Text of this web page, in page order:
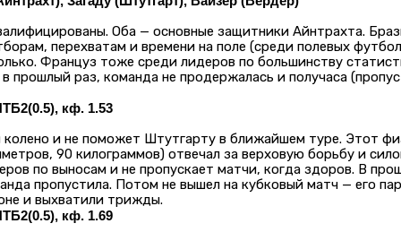
Оба — основные защитники Айнтрахта.
перехватам и времени на поле (среди полевых
Француз тоже среди лидеров по большинству
прошлый раз, команда не продержалась и получаса
кф. 1.53
колено и не поможет Штутгарту в ближайшем туре. Этот
90 килограммов) отвечал за верховую борьбу и
по выносам и не пропускает матчи, когда здоров. В
пропустила. Потом не вышел на кубковый матч — его
и выхватили трижды.
кф. 1.69